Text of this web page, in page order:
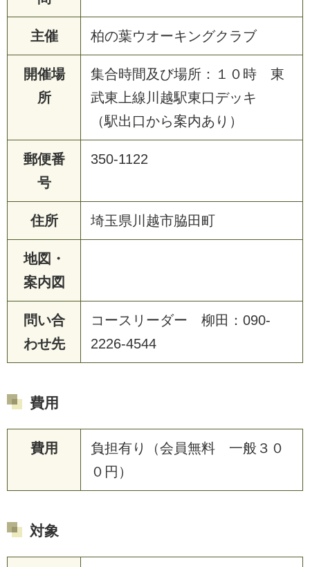
主催 柏の葉ウオーキングクラブ
開催場
所
集合時間及び場所：１０時 東
武東上線川越駅東口デッキ
（駅出口から案内あり）
郵便番
号
350-1122
住所 埼玉県川越市脇田町
地図・
案内図
問い合
わせ先
コースリーダー 柳田：090-
2226-4544
費用
費用
負担有り（会員無料 一般３０
０円）
対象